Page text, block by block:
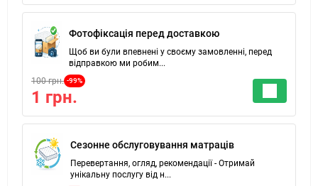
Фотофіксація перед доставкою
Щоб ви були впевнені у своєму замовленні, перед
відправкою ми робим...
100 грн. -99%
1 грн.
Сезонне обслуговування матраців
Перевертання, огляд, рекомендації - Отримай
унікальну послугу від н...